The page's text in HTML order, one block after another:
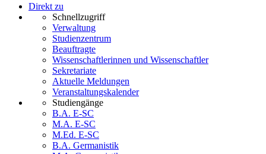
Direkt zu
Schnellzugriff
Verwaltung
Studienzentrum
Beauftragte
Wissenschaftlerinnen und Wissenschaftler
Sekretariate
Aktuelle Meldungen
Veranstaltungskalender
Studiengänge
B.A. E-SC
M.A. E-SC
M.Ed. E-SC
B.A. Germanistik